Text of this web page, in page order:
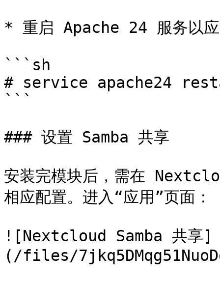
* 重启 Apache 24 服务以应
```sh
# service apache24
```
### 设置 Samba 共享
安装完模块后，需在
相应配置。进入“应用”页面：
![Nextcloud Samba 共享]
(/files/